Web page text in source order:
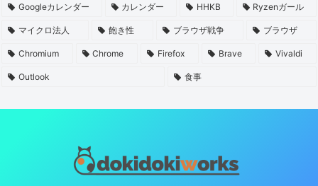
Googleカレンダー カレンダー HHKB Ryzenガール
マイクロ法人 飽き性 ブラウザ戦争 ブラウザ
Chromium Chrome Firefox Brave Vivaldi
Outlook 食事